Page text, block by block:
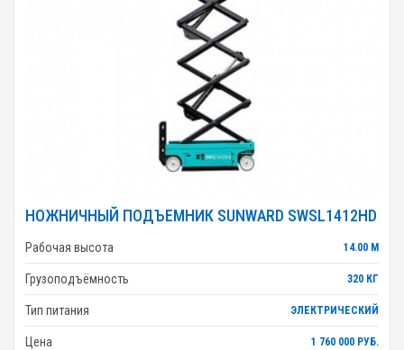
НОЖНИЧНЫЙ ПОДЪЕМНИК SUNWARD SWSL1412HD
Рабочая высота 14.00 М
Грузоподъёмность 320 КГ
Тип питания ЭЛЕКТРИЧЕСКИЙ
Цена 1 760 000 РУБ.